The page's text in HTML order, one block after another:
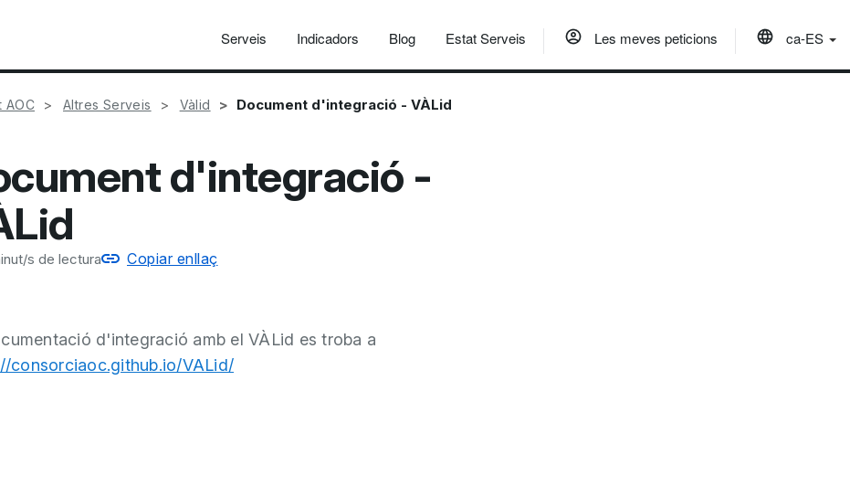
Serveis Indicadors Blog Estat Serveis Les meves peticions ca-ES
AOC Altres Serveis Vàlid Document d'integració - VÀLid
d'integració -
s de lectura Copiar enllaç
d'integració amb el VÀLid es troba a
consorciaoc.github.io/VALid/